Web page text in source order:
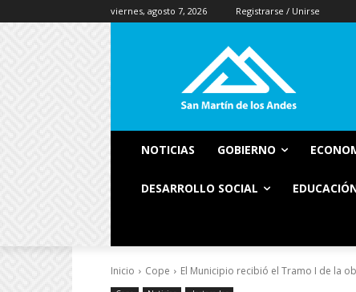
viernes, agosto 7, 2026 Registrarse / Unirse
NOTICIAS GOBIERNO
DESARROLLO SOCIAL
Inicio Cope El Municipio recibió el Tramo I de la